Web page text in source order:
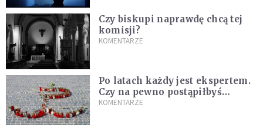
Czy biskupi naprawdę chcą tej
komisji?
KOMENTARZE
Po latach każdy jest ekspertem.
Czy na pewno postąpiłbyś
inaczej?
KOMENTARZE